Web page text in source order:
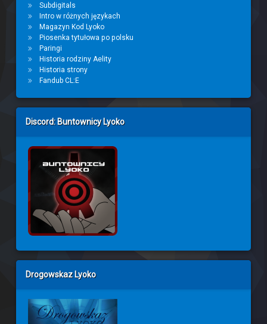
Subdigitals
Intro w różnych językach
Magazyn Kod Lyoko
Piosenka tytułowa po polsku
Paringi
Historia rodziny Aelity
Historia strony
Fandub CL:E
Discord: Buntownicy Lyoko
Drogowskaz Lyoko